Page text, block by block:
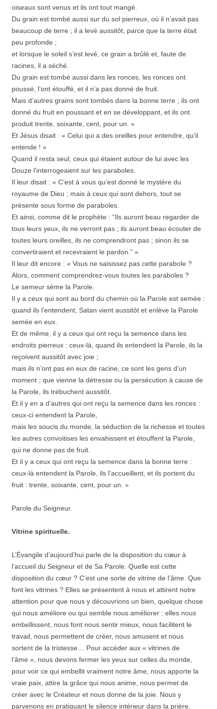
oiseaux sont venus et ils ont tout mangé.
Du grain est tombé aussi sur du sol pierreux, où il n’avait pas
beaucoup de terre ; il a levé aussitôt, parce que la terre était
peu profonde ;
et lorsque le soleil s’est levé, ce grain a brûlé et, faute de
racines, il a séché.
Du grain est tombé aussi dans les ronces, les ronces ont
poussé, l’ont étouffé, et il n’a pas donné de fruit.
Mais d’autres grains sont tombés dans la bonne terre ; ils ont
donné du fruit en poussant et en se développant, et ils ont
produit trente, soixante, cent, pour un. »
Et Jésus disait : « Celui qui a des oreilles pour entendre, qu’il
entende ! »
Quand il resta seul, ceux qui étaient autour de lui avec les
Douze l’interrogeaient sur les paraboles.
Il leur disait : « C’est à vous qu’est donné le mystère du
royaume de Dieu ; mais à ceux qui sont dehors, tout se
présente sous forme de paraboles.
Et ainsi, comme dit le prophète : “Ils auront beau regarder de
tous leurs yeux, ils ne verront pas ; ils auront beau écouter de
toutes leurs oreilles, ils ne comprendront pas ; sinon ils se
convertiraient et recevraient le pardon.” »
Il leur dit encore : « Vous ne saisissez pas cette parabole ?
Alors, comment comprendrez-vous toutes les paraboles ?
Le semeur sème la Parole.
Il y a ceux qui sont au bord du chemin où la Parole est semée :
quand ils l’entendent, Satan vient aussitôt et enlève la Parole
semée en eux.
Et de même, il y a ceux qui ont reçu la semence dans les
endroits pierreux : ceux-là, quand ils entendent la Parole, ils la
reçoivent aussitôt avec joie ;
mais ils n’ont pas en eux de racine, ce sont les gens d’un
moment ; que vienne la détresse ou la persécution à cause de
la Parole, ils trébuchent aussitôt.
Et il y en a d’autres qui ont reçu la semence dans les ronces :
ceux-ci entendent la Parole,
mais les soucis du monde, la séduction de la richesse et toutes
les autres convoitises les envahissent et étouffent la Parole,
qui ne donne pas de fruit.
Et il y a ceux qui ont reçu la semence dans la bonne terre :
ceux-là entendent la Parole, ils l’accueillent, et ils portent du
fruit : trente, soixante, cent, pour un. »
Parole du Seigneur.
Vitrine spirituelle.
L’Évangile d’aujourd’hui parle de la disposition du cœur à
l’accueil du Seigneur et de Sa Parole. Quelle est cette
disposition du cœur ? C’est une sorte de vitrine de l’âme. Que
font les vitrines ? Elles se présentent à nous et attirent notre
attention pour que nous y découvrions un bien, quelque chose
qui nous améliore ou qui semble nous améliorer : elles nous
embellissent, nous font nous sentir mieux, nous facilitent le
travail, nous permettent de créer, nous amusent et nous
sortent de la tristesse… Pour accéder aux « vitrines de
l’âme », nous devons fermer les yeux sur celles du monde,
pour voir ce qui embellit vraiment notre âme, nous apporte la
vraie paix, attire la grâce qui nous anime, nous permet de
créer avec le Créateur et nous donne de la joie. Nous y
parvenons en pratiquant le silence intérieur dans la prière,